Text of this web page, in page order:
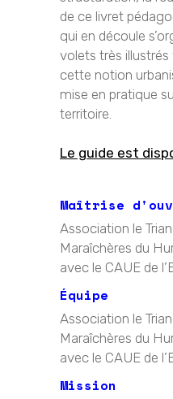
de ce livret
qui en découle
volets très
cette notion
mise en pratique
territoire.
Le guide est
Maîtrise
Association le
Maraîchères du
avec le CAUE de
Équipe
Association le
Maraîchères du
avec le CAUE de
Mission